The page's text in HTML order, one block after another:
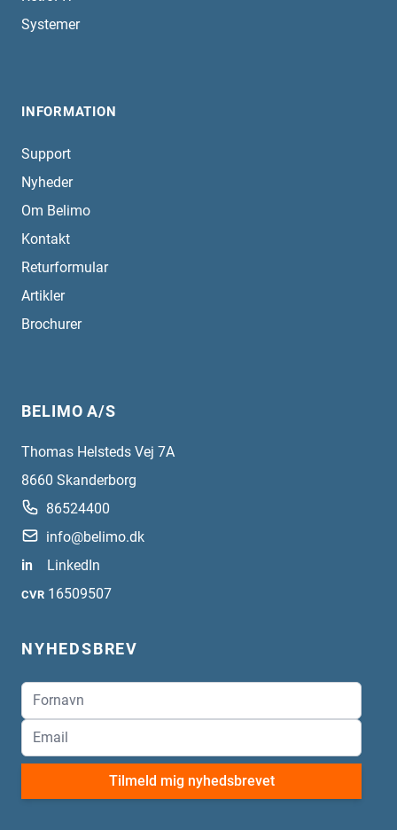
Systemer
INFORMATION
Support
Nyheder
Om Belimo
Kontakt
Returformular
Artikler
Brochurer
BELIMO A/S
Thomas Helsteds Vej 7A
8660 Skanderborg
86524400
info@belimo.dk
in
LinkedIn
CVR 16509507
NYHEDSBREV
Tilmeld mig nyhedsbrevet